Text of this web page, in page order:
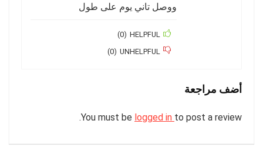
ووصل تاني يوم على طول
HELPFUL
(
0
)
UNHELPFUL
(
0
)
أضف مراجعة
You must be logged in to post a review.